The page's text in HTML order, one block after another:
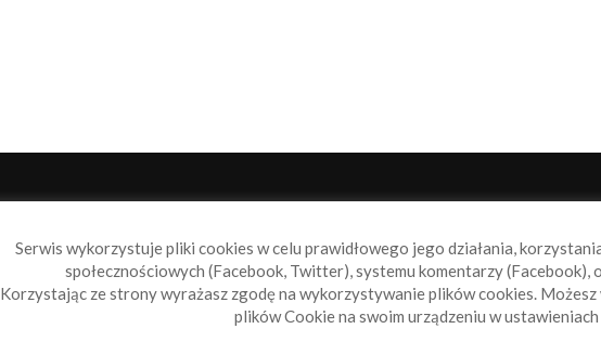
Sailbook.pl to miejsce dla wszystkich, którzy szukają
wiadomości ze świata żeglarstwa, świata
nie tylko.
Serwis wykorzystuje pliki cookies w celu prawidłowego jego działania,
społecznościowych (Facebook, Twitter), systemu komentarzy (Facebook),
Korzystając ze strony wyrażasz zgodę na wykorzystywanie plików cookies. Możesz
plików Cookie na swoim urządzeniu w